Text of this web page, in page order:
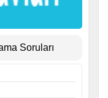
Soruları